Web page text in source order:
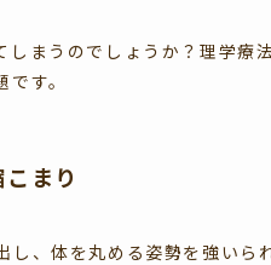
まうのでしょうか？理学療
す。
まり
、体を丸める姿勢を強いら